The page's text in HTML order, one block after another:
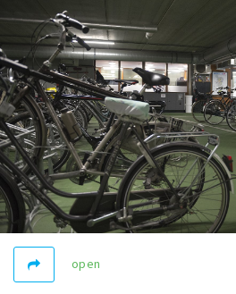
Party pics
Nieuws, interviews & blogs
Eten
Drinken
Slapen
Recreatief
Winkels
Winkelgebieden
open